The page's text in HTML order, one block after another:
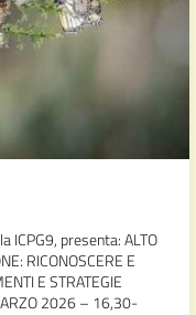
ICPG9, presenta: ALTO
RICONOSCERE E
E STRATEGIE
2026 – 16,30-